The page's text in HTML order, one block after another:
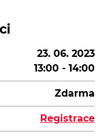
23. 06. 2023
13:00 - 14:00
Zdarma
Registrace